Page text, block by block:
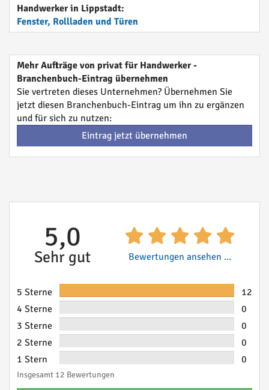
Handwerker in Lippstadt:
Fenster, Rollladen und Türen
Mehr Aufträge von privat für Handwerker -
Branchenbuch-Eintrag übernehmen
Sie vertreten dieses Unternehmen? Übernehmen Sie
jetzt diesen Branchenbuch-Eintrag um ihn zu ergänzen
und für sich zu nutzen:
Eintrag jetzt übernehmen
5,0
Sehr gut Bewertungen ansehen ...
5 Sterne
12
4 Sterne
0
3 Sterne
0
2 Sterne
0
1 Stern
0
Insgesamt 12 Bewertungen